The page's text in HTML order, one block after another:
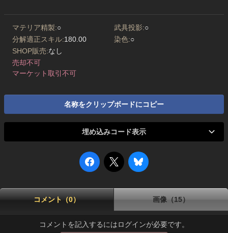
マテリア精製:○ 武具投影:○
分解適正スキル:180.00 染色:○
SHOP販売:なし
売却不可
マーケット取引不可
名称をクリップボードにコピー
埋め込みコード表示
コメント（0） 画像（15）
コメントを記入するにはログインが必要です。